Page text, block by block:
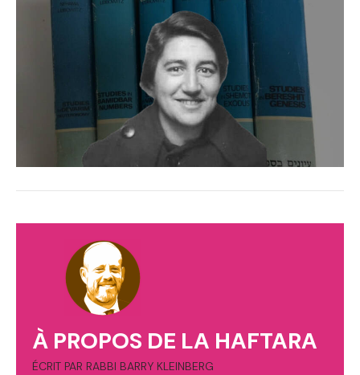
À PROPOS DE LA HAFTARA
ÉCRIT PAR RABBI BARRY KLEINBERG